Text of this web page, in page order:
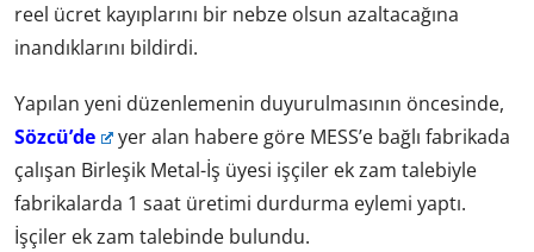
reel ücret kayıplarını bir nebze olsun azaltacağına
inandıklarını bildirdi.
Yapılan yeni düzenlemenin duyurulmasının öncesinde,
Sözcü’de
yer alan habere göre MESS’e bağlı fabrikada
çalışan Birleşik Metal-İş üyesi işçiler ek zam talebiyle
fabrikalarda 1 saat üretimi durdurma eylemi yaptı.
İşçiler ek zam talebinde bulundu.